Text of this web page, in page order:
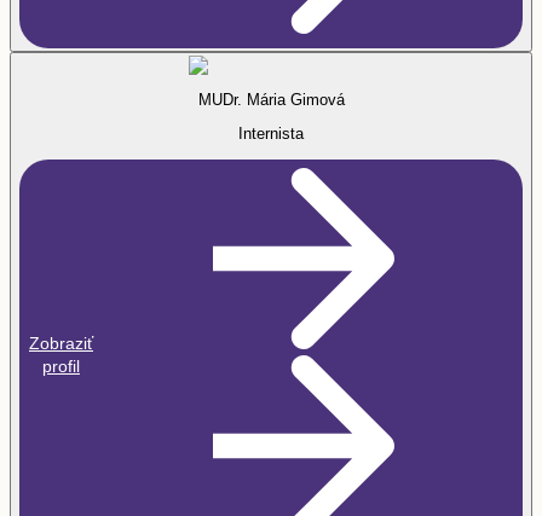
MUDr. Mária Gimová
Internista
Zobraziť
profil